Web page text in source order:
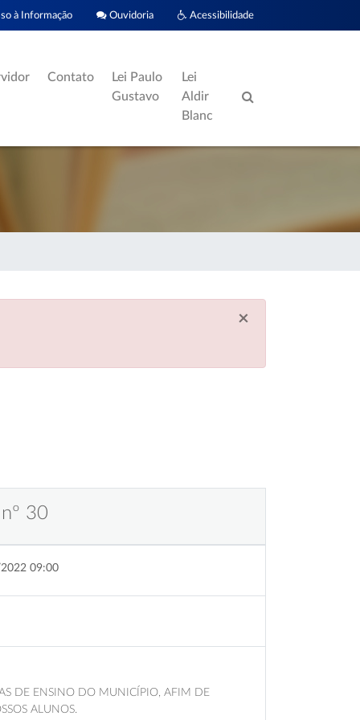
Acessibilidade
Ouvidoria
à Informação
Contato
Lei Paulo
Gustavo
Lei
Aldir
Blanc
×
30
09:00
DE ENSINO DO MUNICÍPIO, AFIM DE
ALUNOS.